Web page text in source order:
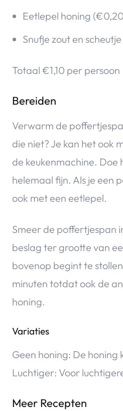
Eetlepel honing
Snufje zout en
Totaal €1,10 per persoon
Bereiden
Verwarm de
die niet? Je kan het ook
de keukenmachine. Doe
helemaal fijn. Als je een
ook met een eetlepel.
Smeer de poffertjespan
beslag ter grootte van
bovenop begint te
minuten totdat ook de
honing.
Variaties
Geen honing: De
Luchtiger: Voor
Meer Recepten